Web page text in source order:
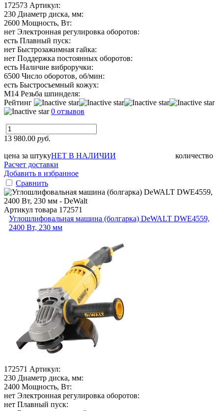
172573 Артикул:
230 Диаметр диска, мм:
2600 Мощность, Вт:
нет Электронная регулировка оборотов:
есть Плавный пуск:
нет Быстрозажимная гайка:
нет Поддержка постоянных оборотов:
есть Наличие виброручки:
6500 Число оборотов, об/мин:
есть Быстросъемный кожух:
М14 Резьба шпинделя:
Рейтинг
0 отзывов
13 980.00 руб.
цена за штуку количество
НЕТ В НАЛИЧИИ
Расчет доставки
Добавить в избранное
Сравнить
Артикул товара 172571
Углошлифовальная машина (болгарка) DeWALT DWE4559,
2400 Вт, 230 мм
172571 Артикул:
230 Диаметр диска, мм:
2400 Мощность, Вт:
нет Электронная регулировка оборотов:
нет Плавный пуск: